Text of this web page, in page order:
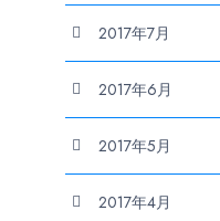
2017年7月
2017年6月
2017年5月
2017年4月